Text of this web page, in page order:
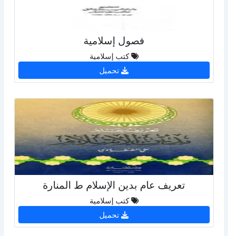
فصول إسلامية
كتب إسلامية
تحميل
تعريف عام بدين الإسلام ط المنارة
كتب إسلامية
تحميل